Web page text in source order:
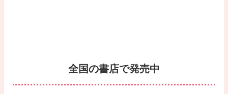
全国の書店で発売中